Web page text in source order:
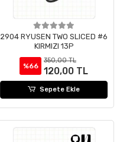
2904 RYUSEN TWO SLICED #6
KIRMIZI 13P
%66
350,00 TL
120,00 TL
Sepete Ekle